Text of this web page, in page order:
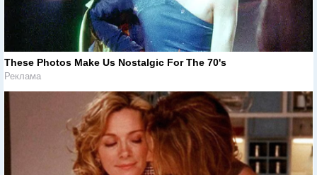
These Photos Make Us Nostalgic For The 70's
Реклама